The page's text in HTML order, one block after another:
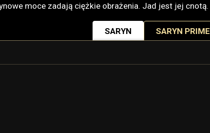
moce zadają ciężkie obrażenia. Jad jest jej cnotą.
SARYN SARYN PRIME